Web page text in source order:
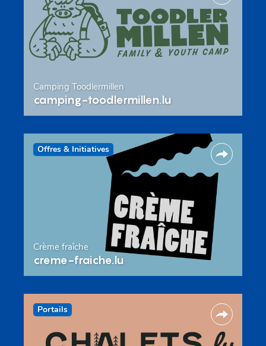
Camping Toodlermillen
camping-toodlermillen.lu
Offres & Initiatives
Crème fraîche
creme-fraiche.lu
Portails